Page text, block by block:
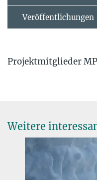
Veröffentlichungen
Projektmitglieder
Dr Mark
Weitere